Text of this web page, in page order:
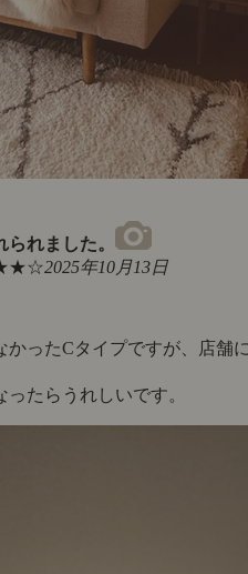
れました。
2025年10月13日
かったCタイプですが、店舗
たらうれしいです。